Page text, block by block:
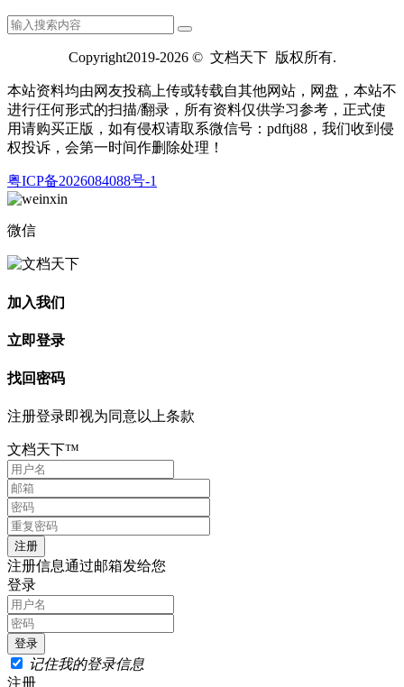
Copyright2019-2026 © 文档天下 版权所有.
本站资料均由网友投稿上传或转载自其他网站，网盘，本站不
进行仼何形式的扫描/翻录，所有资料仅供学习参考，正式使
用请购买正版，如有侵权请取系微信号：pdftj88，我们收到侵
权投诉，会第一时间作删除处理！
粤ICP备2026084088号-1
微信
加入我们
立即登录
找回密码
注册登录即视为同意以上条款
文档天下™
注册信息通过邮箱发给您
登录
记住我的登录信息
注册